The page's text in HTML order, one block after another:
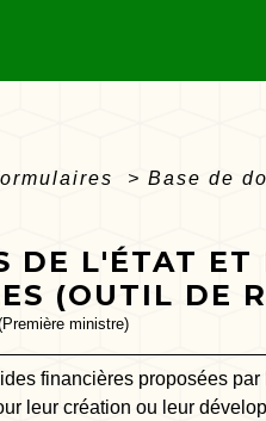
> Base de
DE L'ÉTAT ET
(OUTIL DE
ministre)
financières proposées
leur création ou leur